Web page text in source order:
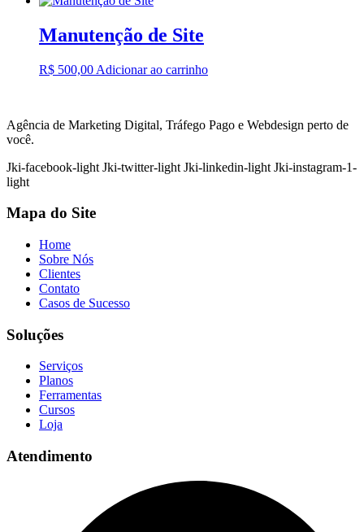
Manutenção de Site
R$ 500,00 Adicionar ao carrinho
Agência de Marketing Digital, Tráfego Pago e Webdesign perto de
você.
Jki-facebook-light Jki-twitter-light Jki-linkedin-light Jki-instagram-1-
light
Mapa do Site
Home
Sobre Nós
Clientes
Contato
Casos de Sucesso
Soluções
Serviços
Planos
Ferramentas
Cursos
Loja
Atendimento